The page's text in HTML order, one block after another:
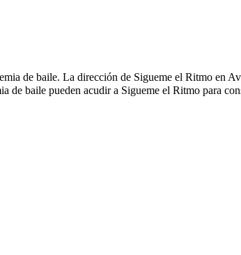
de baile. La dirección de Sigueme el Ritmo en
de baile pueden acudir a Sigueme el Ritmo para